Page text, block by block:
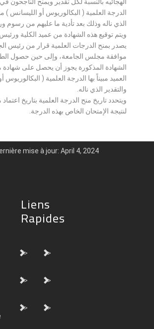
الدرجة العلمية ( البكالوريوس أو الليسانس )
الذي ناله وذلك بعد تأدية ما عليهم من رسوم
ويتم توقيع هذه الشهادة من عميد الكلية
يصدر بمنح الدرجات العلمية قرار من رئيس
موافقة مجلس الجامعة، وإلى حين حصول
الشهادة المذكورة يجوز أن يحصل على شهادة
العميد مبيناً بها الدرجة العلمية (
والتقدير الذي ناله.
ويتحدد تاريخ منح الدرجة العلمية بتاريخ
لنتيجة الإمتحان الخاص بهذه الدرجة.
mise à jour: April 4, 2024
Liens
Rapides
"> ">
"> ">
"> ">